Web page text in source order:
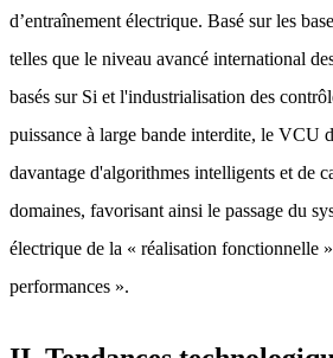
d’entraînement électrique. Basé sur les
telles que le niveau avancé international
basés sur Si et l'industrialisation des
puissance à large bande interdite, le VCU
davantage d'algorithmes intelligents et de
domaines, favorisant ainsi le passage du
électrique de la « réalisation fonctionnelle
performances ».